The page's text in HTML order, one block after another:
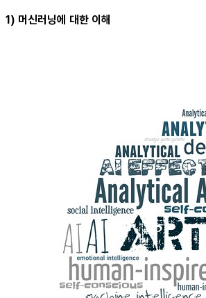
1) 머신러닝에 대한 이해